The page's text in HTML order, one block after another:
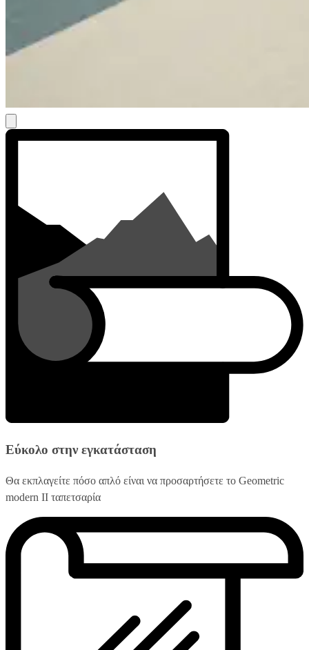
Εύκολο στην εγκατάσταση
Θα εκπλαγείτε πόσο απλό είναι να προσαρτήσετε το Geometric
modern II ταπετσαρία